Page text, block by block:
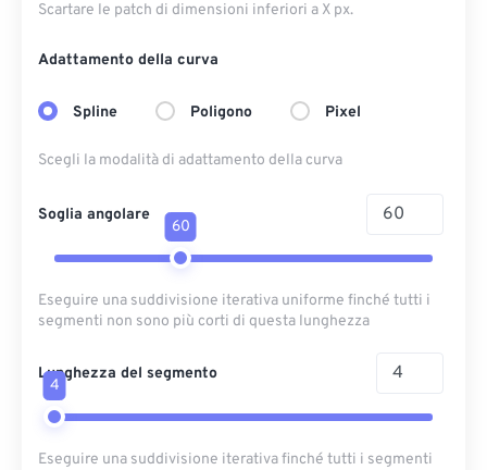
Scartare le patch di dimensioni inferiori a X px.
Adattamento della curva
Spline Poligono Pixel
Scegli la modalità di adattamento della curva
Soglia angolare
60
Eseguire una suddivisione iterativa uniforme finché tutti i
segmenti non sono più corti di questa lunghezza
Lunghezza del segmento
4
Eseguire una suddivisione iterativa finché tutti i segmenti